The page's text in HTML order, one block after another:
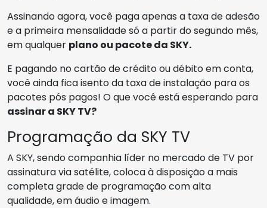
Assinando agora, você paga apenas a taxa de adesão
e a primeira mensalidade só a partir do segundo mês,
em qualquer plano ou pacote da SKY.
E pagando no cartão de crédito ou débito em conta,
você ainda fica isento da taxa de instalação para os
pacotes pós pagos! O que você está esperando para
assinar a SKY TV?
Programação da SKY TV
A SKY, sendo companhia líder no mercado de TV por
assinatura via satélite, coloca à disposição a mais
completa grade de programação com alta
qualidade, em áudio e imagem.